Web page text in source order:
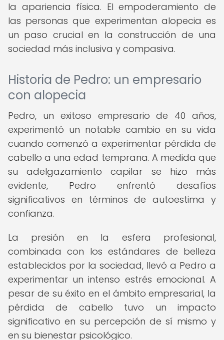
la apariencia física. El empoderamiento de
las personas que experimentan alopecia es
un paso crucial en la construcción de una
sociedad más inclusiva y compasiva.
Historia de Pedro: un empresario
con alopecia
Pedro, un exitoso empresario de 40 años,
experimentó un notable cambio en su vida
cuando comenzó a experimentar pérdida de
cabello a una edad temprana. A medida que
su adelgazamiento capilar se hizo más
evidente, Pedro enfrentó desafíos
significativos en términos de autoestima y
confianza.
La presión en la esfera profesional,
combinada con los estándares de belleza
establecidos por la sociedad, llevó a Pedro a
experimentar un intenso estrés emocional. A
pesar de su éxito en el ámbito empresarial, la
pérdida de cabello tuvo un impacto
significativo en su percepción de sí mismo y
en su bienestar psicológico.